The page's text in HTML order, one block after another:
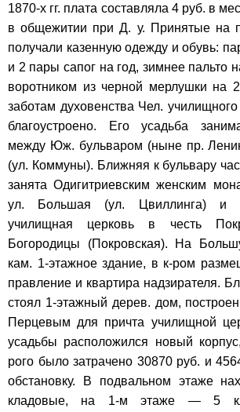
1870-х гг. плата составляла 4 руб. в
в общежитии при Д. у. Принятые на
получали казенную одежду и обувь:
и 2 пары сапог на год, зимнее пальто
воротником из черной мерлушки на
заботам духовенства Чел.
благоустроено. Его усадьба
между Юж. бульваром (ныне пр.
(ул. Коммуны). Ближняя к бульвару
занята Одигитриевским женским
ул. Большая (ул. Цвиллинга) и
училищная церковь в честь
Богородицы (Покровская). На
кам. 1-этажное здание, в к-ром
правление и квартира надзирателя.
стоял 1-этажный дерев. дом,
Перцевым для причта училищной
усадьбы расположился новый
рого было затрачено 30870 руб. и
обстановку. В подвальном этаже
кладовые, на 1-м этаже — 5